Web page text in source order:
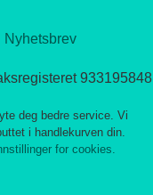
Nyhetsbrev
933195848
deg bedre service. Vi
i handlekurven din.
for cookies.